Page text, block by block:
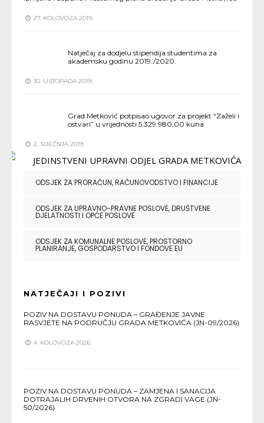
27. KOLOVOZA 2019.
Natječaj za dodjelu stipendija studentima za
akademsku godinu 2019./2020.
30. LISTOPADA 2019.
Grad Metković potpisao ugovor za projekt “Zaželi i
ostvari” u vrijednosti 5.329.980,00 kuna
2. SIJEČNJA 2019.
ODSJEK ZA PRORAČUN, RAČUNOVODSTVO I FINANCIJE
ODSJEK ZA UPRAVNO-PRAVNE POSLOVE, DRUŠTVENE
DJELATNOSTI I OPĆE POSLOVE
ODSJEK ZA KOMUNALNE POSLOVE, PROSTORNO
PLANIRANJE, GOSPODARSTVO I FONDOVE EU
NATJEČAJI I POZIVI
POZIV NA DOSTAVU PONUDA – GRAĐENJE JAVNE
RASVJETE NA PODRUČJU GRADA METKOVIĆA (JN-09/2026)
4. KOLOVOZA 2026.
POZIV NA DOSTAVU PONUDA – ZAMJENA I SANACIJA
DOTRAJALIH DRVENIH OTVORA NA ZGRADI VAGE (JN-
50/2026)